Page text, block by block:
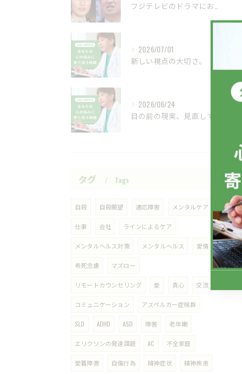
2026/07/01
新しい視点の大切さ。
2026/06/24
タグ Tags
自殺 自殺願望 適応障害 メンタルケア
仕事 会社 ラインによるケア
メンタルヘルス対策 メンタルヘルス 愛情
希死念慮 マズロー
リモートカウンセリング 愛 真心 交流
コミュニケーション アスペルガー症候群
SLD ADHD ASD 障害 老年期
エリクソンの発達課題 AC 不全家庭
愛着障害 自傷行為 精神症状 精神疾患